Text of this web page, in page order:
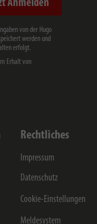
Anmelden
von der Hugo
werden und
erfolgt.
Erhalt von
Rechtliches
Impressum
Datenschutz
Cookie-Einstellungen
Meldesystem